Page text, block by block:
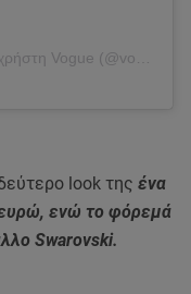
Η δημοσίευση κοινοποιήθηκε από το χρήστη Vogue (@voguemagazine)
look της ένα
ευρώ, ενώ το φόρεμά
Swarovski.